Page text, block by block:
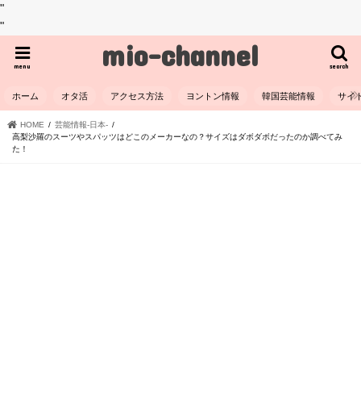
"
"
mio-channel search
menu
ホーム オタ活 アクセス方法 ヨントン情報 韓国芸能情報 サイ
HOME
芸能情報-日本-
高梨沙羅のスーツやスパッツはどこのメーカーなの？サイズはダボダボだったのか調べてみ
た！